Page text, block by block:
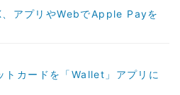
アプリやWebでApple Payを
カードを「Wallet」アプリに